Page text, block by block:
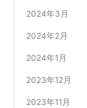
2024年3月
2024年2月
2024年1月
2023年12月
2023年11月